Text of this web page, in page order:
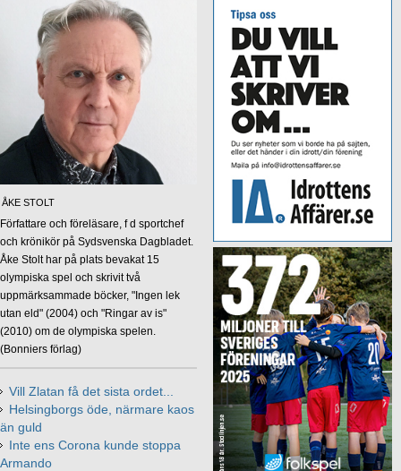
ÅKE STOLT
Författare och föreläsare, f d sportchef
och krönikör på Sydsvenska Dagbladet.
Åke Stolt har på plats bevakat 15
olympiska spel och skrivit två
uppmärksammade böcker, "Ingen lek
utan eld" (2004) och "Ringar av is"
(2010) om de olympiska spelen.
(Bonniers förlag)
Vill Zlatan få det sista ordet...
Helsingborgs öde, närmare kaos
än guld
Inte ens Corona kunde stoppa
Armando